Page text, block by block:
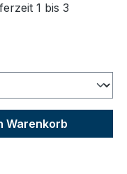
1 bis 3
Warenkorb